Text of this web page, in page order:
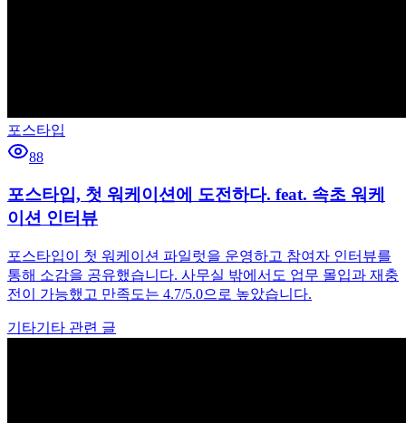
포스타입
88
포스타입, 첫 워케이션에 도전하다. feat. 속초 워케
이션 인터뷰
포스타입이 첫 워케이션 파일럿을 운영하고 참여자 인터뷰를
통해 소감을 공유했습니다. 사무실 밖에서도 업무 몰입과 재충
전이 가능했고 만족도는 4.7/5.0으로 높았습니다.
기타기타 관련 글